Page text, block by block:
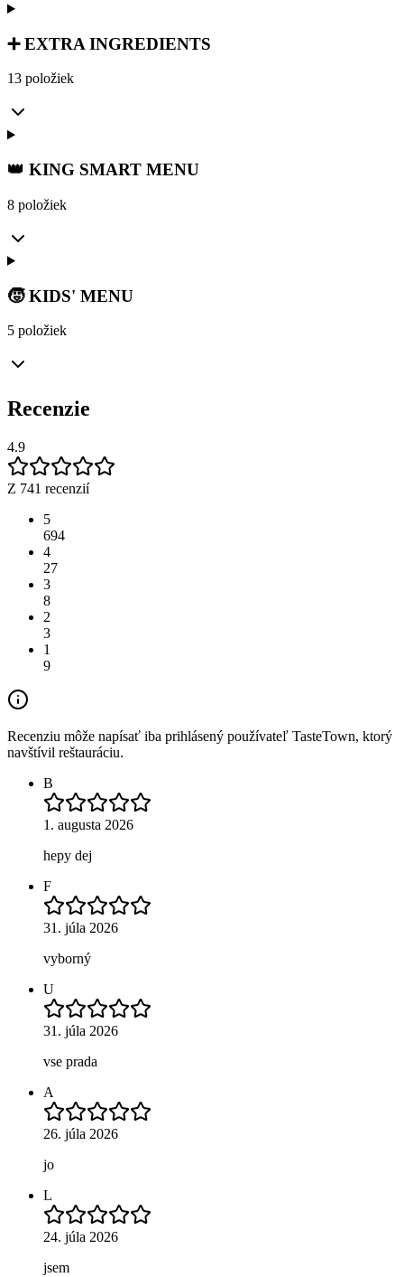
➕ EXTRA INGREDIENTS
13 položiek
👑 KING SMART MENU
8 položiek
🧒 KIDS' MENU
5 položiek
Recenzie
4.9
Z 741 recenzií
5
694
4
27
3
8
2
3
1
9
Recenziu môže napísať iba prihlásený používateľ TasteTown, ktorý
navštívil reštauráciu.
B
1. augusta 2026
hepy dej
F
31. júla 2026
vyborný
U
31. júla 2026
vse prada
A
26. júla 2026
jo
L
24. júla 2026
jsem